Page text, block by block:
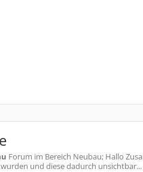
Forum im Bereich Neubau; Hallo
und diese dadurch unsichtbar...